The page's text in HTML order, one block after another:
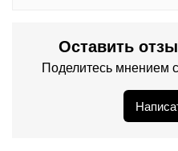
Оставить
Поделитесь мнением